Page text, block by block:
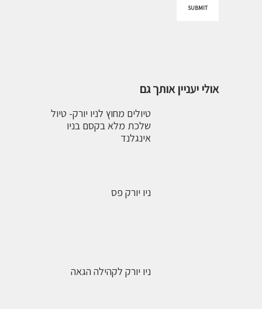
אולי יעניין אותך גם
טיולים מחוץ לניו יורק- טיול
שלכת מלא בקסם בניו
אינגלנד
ניו יורק פס
ניו יורק לקהילה הגאה